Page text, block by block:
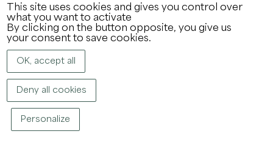
Jobs & internships
Legal information
Privacy Policy
COPYRIGHT ©2026
This site uses cookies and gives you control over
what you want to activate
By clicking on the button opposite, you give us
your consent to save cookies.
OK, accept all
Deny all cookies
Personalize